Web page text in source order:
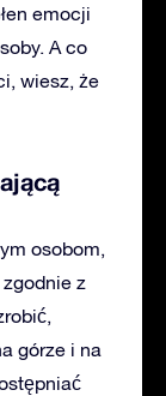
emocji
A co
wiesz, że
osobom,
z
górze i na